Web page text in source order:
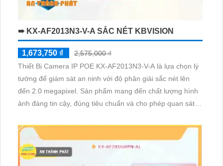
➠ KX-AF2013N3-V-A SẮC NÉT KBVISION
1,673,750 ₫
2,575,000 ₫
Thiết Bị Camera IP POE KX-AF2013N3-V-A là lựa chọn lý
tưởng để giám sát an ninh với độ phân giải sắc nét lên
đến 2.0 megapixel. Sản phẩm mang đến chất lượng hình
ảnh đáng tin cậy, đúng tiêu chuẩn và cho phép quan sát
POE tiên tiến, camera không bị giảm chất lượng và hỗ trợ
thu âm rõ ràng